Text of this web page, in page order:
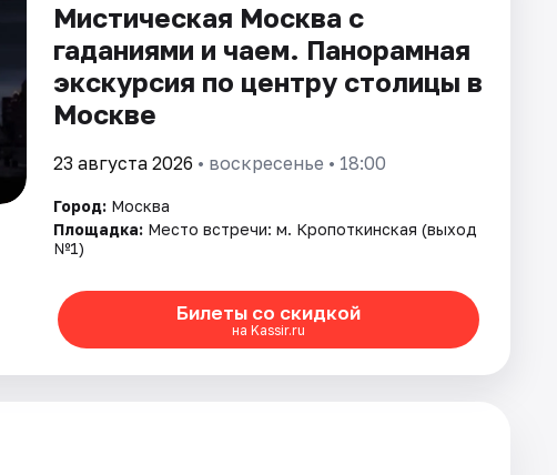
Мистическая Москва с
гаданиями и чаем. Панорамная
экскурсия по центру столицы в
Москве
23 августа 2026 • воскресенье • 18:00
Город: Москва
Площадка: Место встречи: м. Кропоткинская (выход
№1)
Билеты со скидкой
на Kassir.ru